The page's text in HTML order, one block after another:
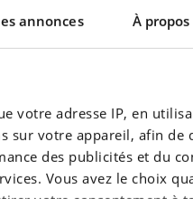
annonces À
votre adresse IP, en
sur votre appareil, afin de
des publicités et du
Vous avez le choix